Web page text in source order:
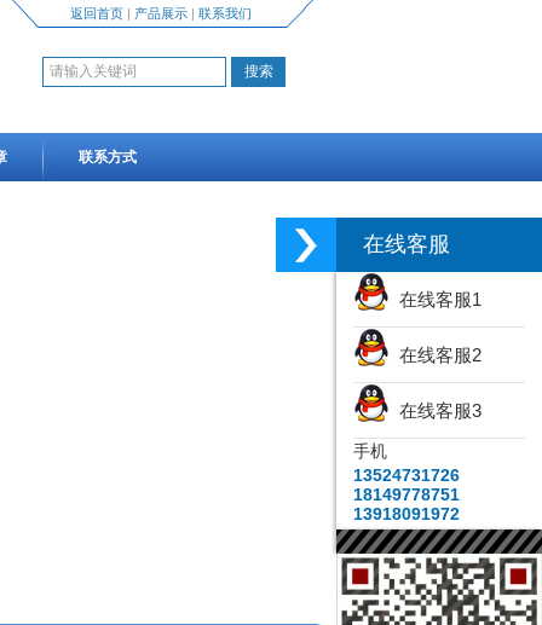
返回首页| 产品展示| 联系我们
联系方式
在线客服
在线客服1
在线客服2
在线客服3
手机
13524731726
18149778751
13918091972